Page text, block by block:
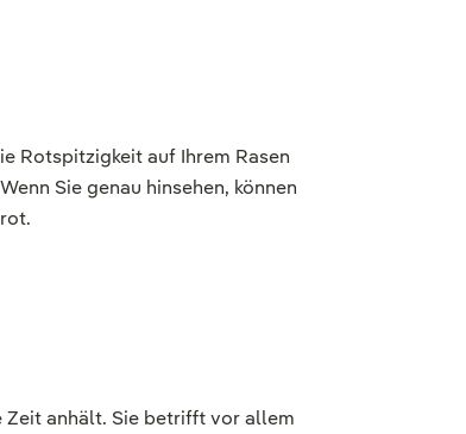
Rotspitzigkeit auf Ihrem Rasen
Sie genau hinsehen, können
Zeit anhält. Sie betrifft vor allem